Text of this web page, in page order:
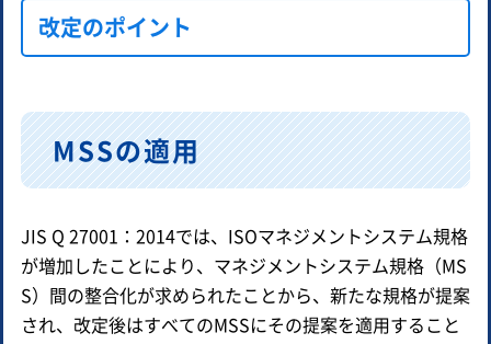
改定のポイント
MSSの適用
JIS Q 27001：2014では、ISOマネジメントシステム規格
が増加したことにより、マネジメントシステム規格（MS
S）間の整合化が求められたことから、新たな規格が提案
され、改定後はすべてのMSSにその提案を適用すること